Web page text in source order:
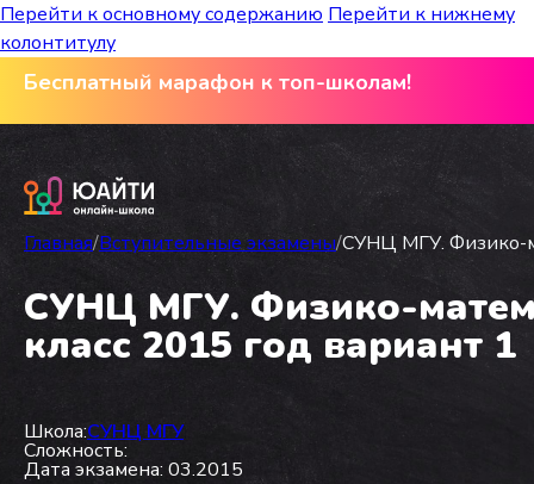
Перейти к основному содержанию Перейти к нижнему
колонтитулу
Бесплатный марафон к топ-школам!
Главная/Вступительные экзамены/СУНЦ МГУ. Физико-
СУНЦ МГУ. Физико-
класс 2015 год вариант 1
Школа:СУНЦ МГУ
Сложность:
Дата экзамена: 03.2015